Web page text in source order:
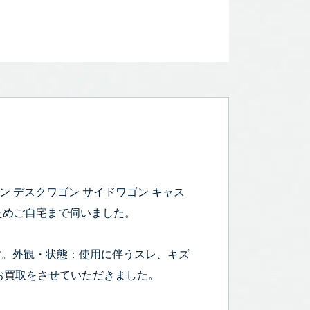
デスクワゴン サイドワゴン キャス
ご自宅まで伺いました。
外観・状態：使用に伴うスレ、キズ
取をさせていただきました。